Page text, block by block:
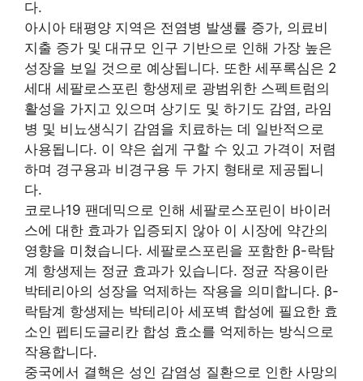
다.
아시아 태평양 지역은 전염병 발생률 증가, 의료비
지출 증가 및 대규모 인구 기반으로 인해 가장 높은
성장을 보일 것으로 예상됩니다. 또한 세푸록심은 2
세대 세팔로스포린 항생제로 광범위한 스펙트럼의
활성을 가지고 있으며 상기도 및 하기도 감염, 라임
병 및 비뇨생식기 감염을 치료하는 데 일반적으로
사용됩니다. 이 약은 쉽게 구할 수 있고 가격이 저렴
하며 경구용과 비경구용 두 가지 형태로 제공됩니
다.
코로나19 팬데믹으로 인해 세팔로스포린이 바이러
스에 대한 효과가 입증되지 않아 이 시장에 약간의
영향을 미쳤습니다. 세팔로스포린을 포함한 β-락탐
계 항생제는 정균 효과가 있습니다. 정균 작용이란
박테리아의 성장을 억제하는 작용을 의미합니다. β-
락탐계 항생제는 박테리아 세포벽 합성에 필요한 효
소인 펩티도글리칸 합성 효소를 억제하는 방식으로
작용합니다.
중국에서 결핵은 성인 감염성 질환으로 인한 사망의